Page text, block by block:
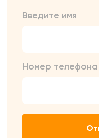
Введите имя
Номер телефона